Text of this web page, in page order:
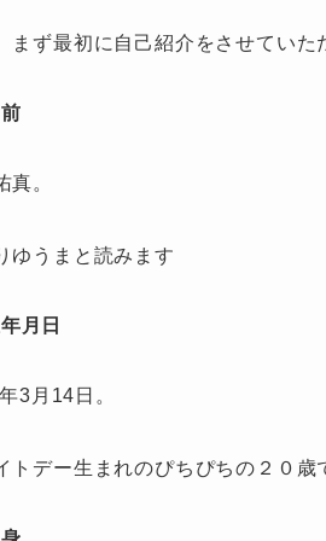
まず最初に自己紹介をさせていた
真。
ゆうまと読みます
月日
3月14日。
トデー生まれのぴちぴちの２０歳